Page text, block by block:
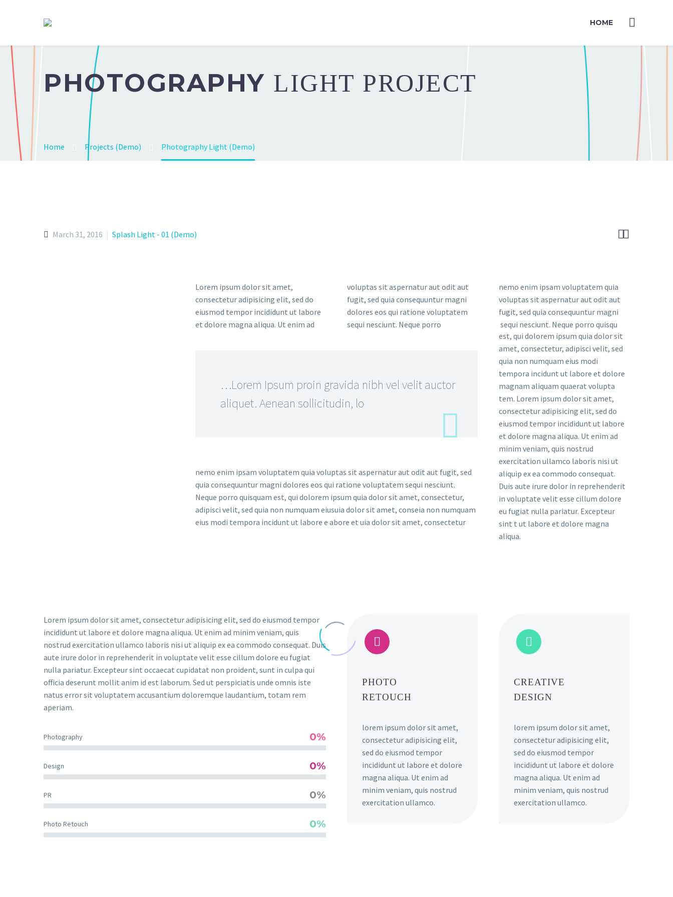
HOME
PHOTOGRAPHY LIGHT PROJECT
Home Projects (Demo) Photography Light (Demo)

March 31, 2016 Splash Light - 01 (Demo)
Lorem ipsum dolor sit amet,
consectetur adipisicing elit, sed do
eiusmod tempor incididunt ut labore
et dolore magna aliqua. Ut enim ad
voluptas sit aspernatur aut odit aut
fugit, sed quia consequuntur magni
dolores eos qui ratione voluptatem
sequi nesciunt. Neque porro
nemo enim ipsam voluptatem quia
voluptas sit aspernatur aut odit aut
fugit, sed quia consequuntur magni
sequi nesciunt. Neque porro quisqu
…Lorem Ipsum proin gravida nibh vel velit auctor
aliquet. Aenean sollicitudin, lo
nemo enim ipsam voluptatem quia voluptas sit aspernatur aut odit aut fugit, sed
quia consequuntur magni dolores eos qui ratione voluptatem sequi nesciunt.
Neque porro quisquam est, qui dolorem ipsum quia dolor sit amet, consectetur,
adipisci velit, sed quia non numquam eiusuia dolor sit amet, conseia non numquam
eius modi tempora incidunt ut labore e abore et uia dolor sit amet, consectetur
est, qui dolorem ipsum quia dolor sit
amet, consectetur, adipisci velit, sed
quia non numquam eius modi
tempora incidunt ut labore et dolore
magnam aliquam quaerat volupta
tem. Lorem ipsum dolor sit amet,
consectetur adipisicing elit, sed do
eiusmod tempor incididunt ut labore
et dolore magna aliqua. Ut enim ad
minim veniam, quis nostrud
exercitation ullamco laboris nisi ut
aliquip ex ea commodo consequat.
Duis aute irure dolor in reprehenderit
in voluptate velit esse cillum dolore
eu fugiat nulla pariatur. Excepteur
sint t ut labore et dolore magna
aliqua.
Lorem ipsum dolor sit amet, consectetur adipisicing elit, sed do eiusmod tempor
incididunt ut labore et dolore magna aliqua. Ut enim ad minim veniam, quis
nostrud exercitation ullamco laboris nisi ut aliquip ex ea commodo consequat. Duis
aute irure dolor in reprehenderit in voluptate velit esse cillum dolore eu fugiat
nulla pariatur. Excepteur sint occaecat cupidatat non proident, sunt in culpa qui
officia deserunt mollit anim id est laborum. Sed ut perspiciatis unde omnis iste
natus error sit voluptatem accusantium doloremque laudantium, totam rem
aperiam.
Photography 0%
Design 0%
PR 0%
Photo Retouch 0%


PHOTO
RETOUCH
lorem ipsum dolor sit amet,
consectetur adipisicing elit,
sed do eiusmod tempor
incididunt ut labore et dolore
magna aliqua. Ut enim ad
minim veniam, quis nostrud
exercitation ullamco.


CREATIVE
DESIGN
lorem ipsum dolor sit amet,
consectetur adipisicing elit,
sed do eiusmod tempor
incididunt ut labore et dolore
magna aliqua. Ut enim ad
minim veniam, quis nostrud
exercitation ullamco.